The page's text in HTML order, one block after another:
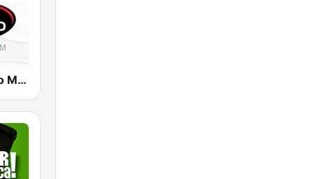
Radio Tiempo Medellín